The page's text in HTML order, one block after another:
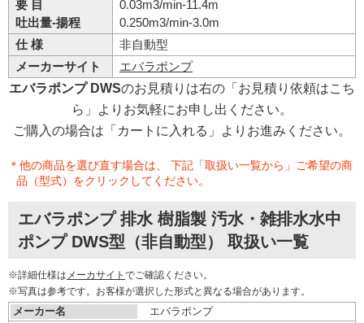
要 目
吐出量-揚程
0.03m3/min-11.4m
0.250m3/min-3.0m
仕 様
非自動型
メーカーサイト
エバラポンプ
エバラポンプ DWSのお見積りは右の「お見積り依頼はこち
ら」よりお気軽にお申し出ください。
ご購入の場合は「カートに入れる」よりお進みください。
＊他の商品を選び直す場合は、 下記「取扱い一覧から」ご希望の商
品（型式）をクリックしてください。
エバラポンプ 排水 樹脂製 汚水・雑排水水中
ポンプ DWS型（非自動型） 取扱い一覧
※詳細仕様は メーカサイト でご確認ください。
※写真は参考です。お客様が選択した形式と異なる場合があります。
メーカー名
エバラポンプ